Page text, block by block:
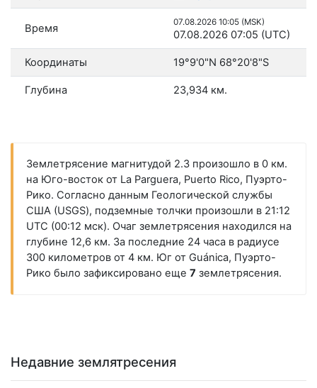
Время 07.08.2026 10:05 (MSK)
07.08.2026 07:05 (UTC)
Координаты 19°9'0"N 68°20'8"S
Глубина 23,934 км.
Землетрясение магнитудой 2.3 произошло в 0 км.
на Юго-восток от La Parguera, Puerto Rico, Пуэрто-
Рико. Согласно данным Геологической службы
США (USGS), подземные толчки произошли в 21:12
UTC (00:12 мск). Очаг землетрясения находился на
глубине 12,6 км. За последние 24 часа в радиусе
300 километров от 4 км. Юг от Guánica, Пуэрто-
Рико было зафиксировано еще 7 землетрясения.
Недавние землятресения